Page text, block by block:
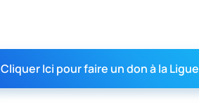
Cliquer Ici pour faire un don à la Ligue